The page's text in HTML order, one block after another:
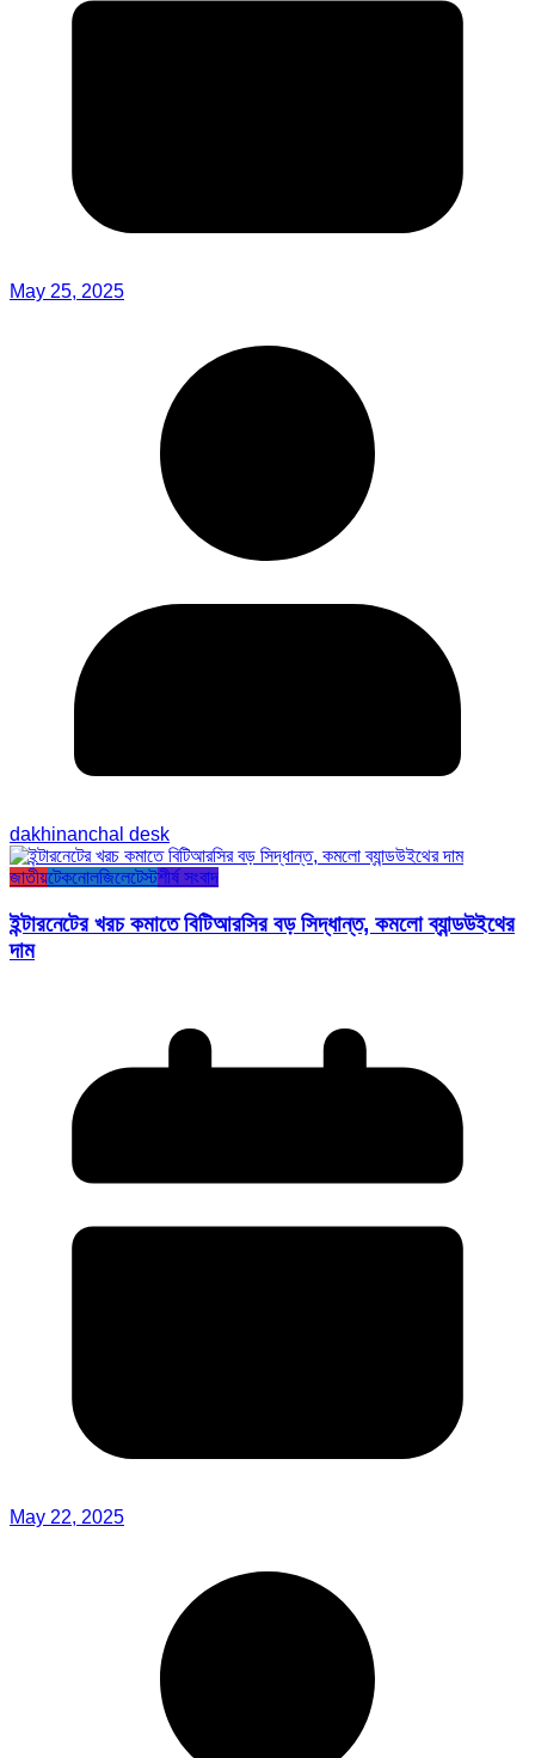
May 25, 2025
dakhinanchal desk
জাতীয়টেকনোলজিলেটেস্টশীর্ষ সংবাদ
ইন্টারনেটের খরচ কমাতে বিটিআরসির বড় সিদ্ধান্ত, কমলো ব্যান্ডউইথের
দাম
May 22, 2025